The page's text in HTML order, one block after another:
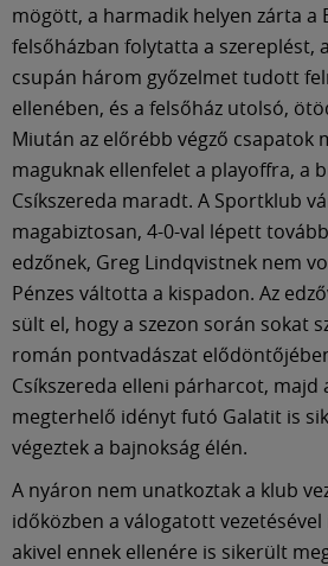
mögött, a harmadik helyen zárta a
felsőházban folytatta a szereplést,
csupán három győzelmet tudott
ellenében, és a felsőház utolsó,
Miután az előrébb végző csapatok
maguknak ellenfelet a playoffra, a
Csíkszereda maradt. A Sportklub
magabiztosan, 4-0-val lépett
edzőnek, Greg Lindqvistnek nem
Pénzes váltotta a kispadon. Az
sült el, hogy a szezon során sokat
román pontvadászat
Csíkszereda elleni párharcot, majd
megterhelő idényt futó Galatit is
végeztek a bajnokság élén.
A nyáron nem unatkoztak a klub
időközben a válogatott vezetésével
akivel ennek ellenére is sikerült